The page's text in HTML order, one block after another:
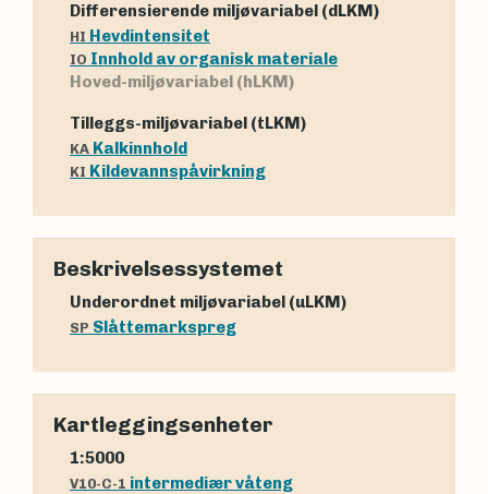
Differensierende miljøvariabel (dLKM)
HI Hevdintensitet
IO Innhold av organisk materiale
Hoved-miljøvariabel (hLKM)
Tilleggs-miljøvariabel (tLKM)
KA Kalkinnhold
KI Kildevannspåvirkning
Beskrivelsessystemet
Underordnet miljøvariabel (uLKM)
SP Slåttemarkspreg
Kartleggingsenheter
1:5000
V10-C-1 intermediær våteng